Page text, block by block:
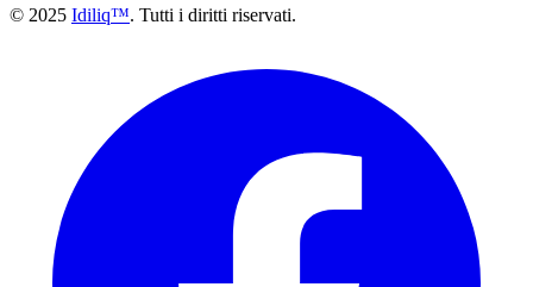
© 2025 Idiliq™. Tutti i diritti riservati.